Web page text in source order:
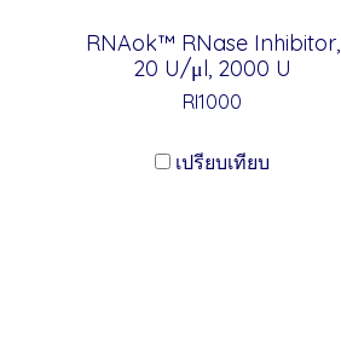
RNAok™ RNase Inhibitor,
20 U/μl, 2000 U
RI1000
เปรียบเทียบ